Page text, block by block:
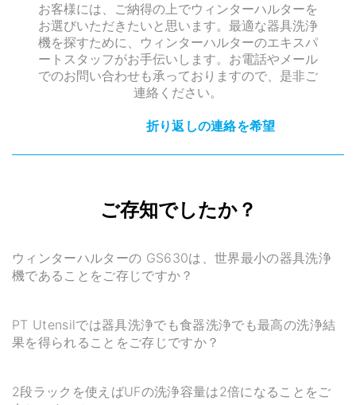
お客様には、ご納得の上でウィンターハルターを
お選びいただきたいと思います。最適な器具洗浄
機を探すために、ウィンターハルターのエキスパ
ートスタッフがお手伝いします。お電話やメール
でのお問い合わせも承っておりますので、是非ご
連絡ください。
折り返しの連絡を希望
ご存知でしたか？
ウィンターハルターの GS630は、世界最小の器具洗浄
機であることをご存じですか？
PT Utensilでは器具洗浄でも食器洗浄でも最高の洗浄結
果を得られることをご存じですか？
2段ラックを使えばUFの洗浄容量は2倍になることをご